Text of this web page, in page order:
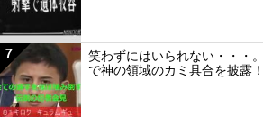
7
笑わずにはいられない・・・
で神の領域のカミ具合を披露！